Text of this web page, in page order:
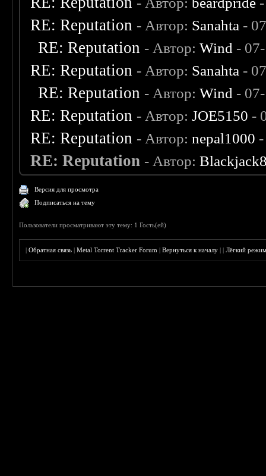
RE: Reputation - Автор: Sanahta -
RE: Reputation - Автор:Wind -
RE: Reputation - Автор: Sanahta -
RE: Reputation - Автор:Wind -
RE: Reputation - Автор:JOE5150 -
RE: Reputation - Автор:nepal1000
RE: Reputation - Автор:
Версия для просмотра
Подписаться на тему
Пользователи просматривают эту тему: 1 Гость(ей)
|Обратная связь |Metal Torrent Tracker Forum |Вернуться к началу ||Лёгкий